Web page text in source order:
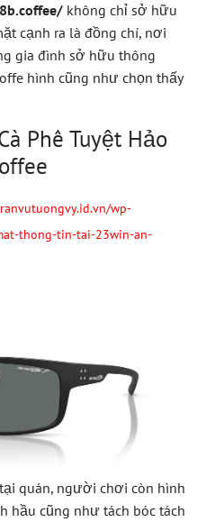
không chỉ sở hữu
cạnh ra là đồng chí, nơi
gia đình sở hữu thông
hình cũng như chọn thấy
Phê Tuyệt Hảo
wp-
thong-tin-tai-23win-an-
quán, người chơi còn hình
hầu cũng như tách bóc tách